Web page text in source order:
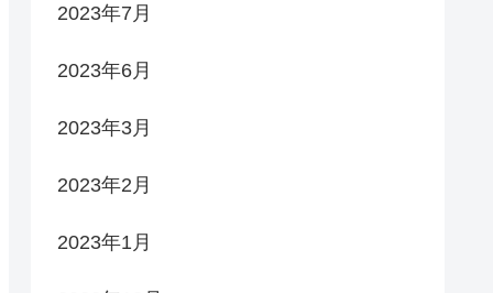
2023年7月
2023年6月
2023年3月
2023年2月
2023年1月